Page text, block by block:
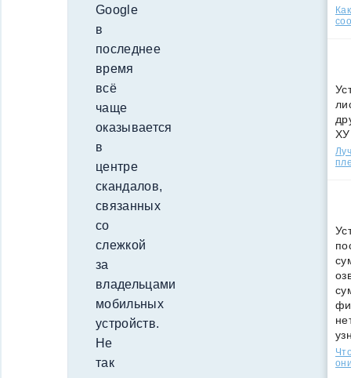
Google
в
последнее
время
всё
чаще
оказывается
в
центре
скандалов,
связанных
со
слежкой
за
владельцами
мобильных
устройств.
Не
так